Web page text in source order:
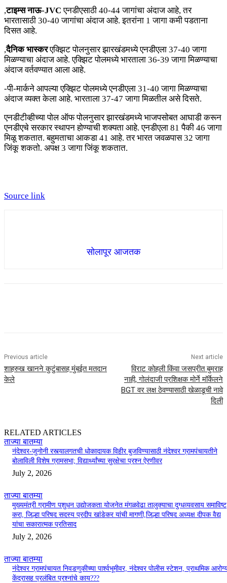
,टाइम्स नाऊ-JVC एनडीएसाठी 40-44 जागांचा अंदाज आहे, तर
भारतासाठी 30-40 जागांचा अंदाज आहे. इतरांना 1 जागा कमी पडताना
दिसत आहे.
,दैनिक भास्करएक्झिट पोलनुसार झारखंडमध्ये एनडीएला 37-40 जागा
मिळण्याचा अंदाज आहे. एक्झिट पोलमध्ये भारताला 36-39 जागा मिळण्याचा
अंदाज वर्तवण्यात आला आहे.
-पी-मार्कने आपल्या एक्झिट पोलमध्ये एनडीएला 31-40 जागा मिळण्याचा
अंदाज व्यक्त केला आहे. भारताला 37-47 जागा मिळतील असे दिसते.
एनडीटीव्हीच्या पोल ऑफ पोलनुसार झारखंडमध्ये भाजपसोबत आघाडी करून
एनडीएचे सरकार स्थापन होण्याची शक्यता आहे. एनडीएला 81 पैकी 46 जागा
मिळू शकतात. बहुमताचा आकडा 41 आहे. तर भारत जवळपास 32 जागा
जिंकू शकतो. अपक्ष 3 जागा जिंकू शकतात.
Source link
सोलापूर आजतक
Previous article
शाहरुख खानने कुटुंबासह मुंबईत मतदान
केले
Next article
विराट कोहली किंवा जसप्रीत बुमराह
नाही, गोलंदाजी प्रशिक्षक मोर्ने मॉर्केलने
BGT वर लक्ष ठेवण्यासाठी खेळाडूची नावे
दिली
RELATED ARTICLES
ताज्या बातम्या
नंदेश्वर-जुनोनी रस्त्यालगतची धोकादायक विहीर बुजविण्यासाठी नंदेश्वर ग्रामपंचायतीने
बोलाविली विशेष ग्रामसभा; विद्यार्थ्यांच्या सुरक्षेचा प्रश्न ऐरणीवर
July 2, 2026
ताज्या बातम्या
मुख्यमंत्री ग्रामीण पशुधन उद्योजकता योजनेत मंगळवेढा तालुक्याचा दुग्धव्यवसाय समाविष्ट
करा, जिल्हा परिषद सदस्य प्रदीप खांडेकर यांची मागणी,जिल्हा परिषद अध्यक्ष दीपक वैद्य
यांचा सकारात्मक प्रतिसाद
July 2, 2026
ताज्या बातम्या
नंदेश्वर ग्रामपंचायत निवडणुकीच्या पार्श्वभूमीवर, नंदेश्वर पोलीस स्टेशन, प्राथमिक
केंद्रासह प्रलंबित प्रश्नांचे काय???